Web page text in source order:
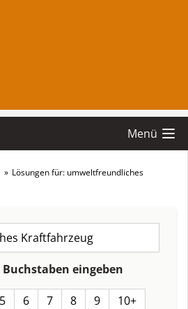
Menü
» Lösungen für: umweltfreundliches
eingeben
5 6 7 8 9 10+